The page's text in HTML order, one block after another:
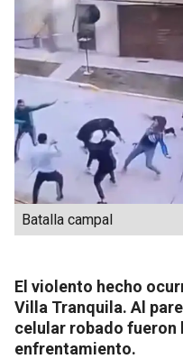
Batalla campal
El violento hecho
Villa Tranquila. Al
celular robado fueron
enfrentamiento.